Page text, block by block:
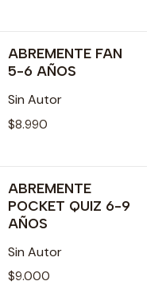
ABREMENTE FAN
5-6 AÑOS
Sin Autor
$8.990
Agotado
ABREMENTE
POCKET QUIZ 6-9
AÑOS
Sin Autor
$9.000